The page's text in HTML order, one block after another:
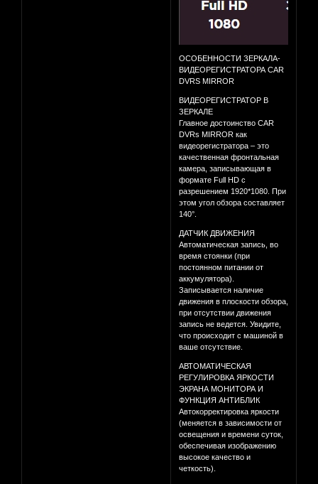
ОСОБЕННОСТИ ЗЕРКАЛА-
ВИДЕОРЕГИСТРАТОРА CAR
DVRS MIRROR
ВИДЕОРЕГИСТРАТОР В
ЗЕРКАЛЕ
Главное достоинство CAR
DVRs MIRROR как
видеорегистратора – это
качественная фронтальная
камера, записывающая в
формате Full HD с
разрешением 1920*1080. При
этом угол обзора составляет
140°.
ДАТЧИК ДВИЖЕНИЯ
Автоматическая запись, во
время стоянки (при
постоянном питании от
аккумулятора).
Записывается наличие
движения в плоскости обзора,
при отсутствии движения
запись не ведется. Увидите,
что происходит с машиной в
ваше отсутствие.
АВТОМАТИЧЕСКАЯ
РЕГУЛИРОВКА ЯРКОСТИ
ЭКРАНА МОНИТОРА И
ФУНКЦИЯ АНТИБЛИК
Автокорректировка яркости
(меняется в зависимости от
освещения и времени суток,
обеспечивая изображению
высокое качество и
четкость).